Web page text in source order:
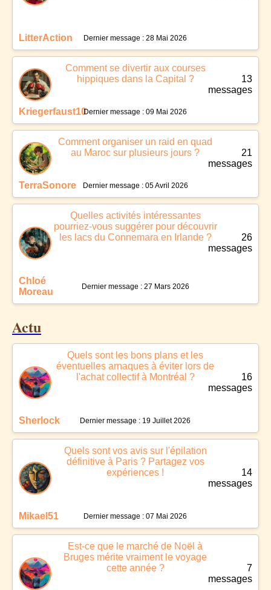
LitterAction Dernier message : 28 Mai 2026
Comment se divertir aux courses
hippiques dans la Capital ?
Kriegerfaust10
13
messages
Dernier message : 09 Mai 2026
Comment organiser un raid en quad
au Maroc sur plusieurs jours ?
TerraSonore
21
messages
Dernier message : 05 Avril 2026
Quelles activités intéressantes
pourriez-vous suggérer pour découvrir
les lacs du Connemara en Irlande ?
Chloé
Moreau
26
messages
Dernier message : 27 Mars 2026
Actu
Quels sont les bons plans et les
éventuelles arnaques à éviter lors de
l'achat collectif à Montréal ?
Sherlock
16
messages
Dernier message : 19 Juillet 2026
Quels sont vos avis sur l'épilation
définitive à Paris ? Partagez vos
expériences !
Mikael51
14
messages
Dernier message : 07 Mai 2026
Est-ce que le marché de Noël à
Bruges mérite vraiment le voyage
cette année ?
7
messages